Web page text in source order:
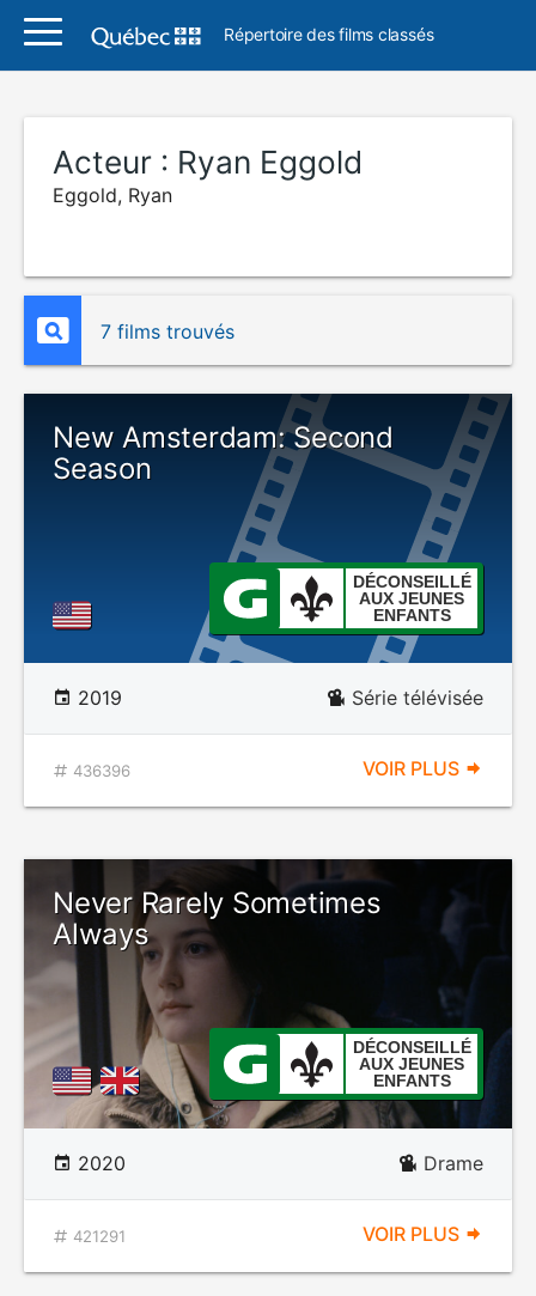
Répertoire des films classés
Acteur : Ryan Eggold
Eggold, Ryan
7 films trouvés
New Amsterdam: Second
Season
DÉCONSEILLÉ
AUX JEUNES
ENFANTS
2019 Série télévisée
436396 VOIR PLUS
Never Rarely Sometimes
Always
DÉCONSEILLÉ
AUX JEUNES
ENFANTS
2020 Drame
421291 VOIR PLUS